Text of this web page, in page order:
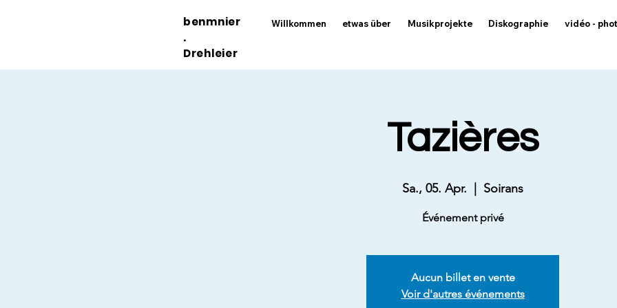
benmnier
.
Drehleier
Willkommen etwas über Musikprojekte Diskographie vidéo -
Tazières
Sa., 05. Apr. Soirans
Événement privé
Aucun billet en vente
Voir d'autres événements